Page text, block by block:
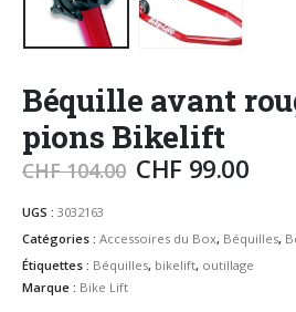
Béquille avant
pions Bikelift
CHF104.00 CHF 99.00
UGS : 3032163
Catégories : Accessoires du Box, Béquilles,
Étiquettes : Béquilles, bikelift, outillage
Marque : Bike Lift